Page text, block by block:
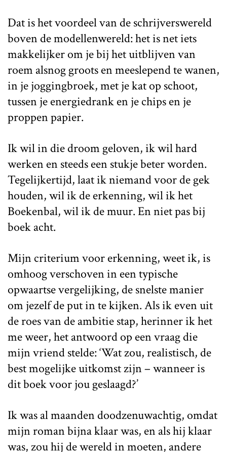
Dat is het voordeel van de schrijverswereld
boven de modellenwereld: het is net iets
makkelijker om je bij het uitblijven van
roem alsnog groots en meeslepend te wanen,
in je joggingbroek, met je kat op schoot,
tussen je energiedrank en je chips en je
proppen papier.
Ik wil in die droom geloven, ik wil hard
werken en steeds een stukje beter worden.
Tegelijkertijd, laat ik niemand voor de gek
houden, wil ik de erkenning, wil ik het
Boekenbal, wil ik de muur. En niet pas bij
boek acht.
Mijn criterium voor erkenning, weet ik, is
omhoog verschoven in een typische
opwaartse vergelijking, de snelste manier
om jezelf de put in te kijken. Als ik even uit
de roes van de ambitie stap, herinner ik het
me weer, het antwoord op een vraag die
mijn vriend stelde: ‘Wat zou, realistisch, de
best mogelijke uitkomst zijn – wanneer is
dit boek voor jou geslaagd?’
Ik was al maanden doodzenuwachtig, omdat
mijn roman bijna klaar was, en als hij klaar
was, zou hij de wereld in moeten, andere